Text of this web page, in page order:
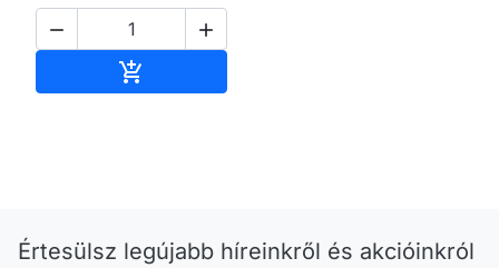
 

Értesülsz legújabb híreinkről és akcióinkról